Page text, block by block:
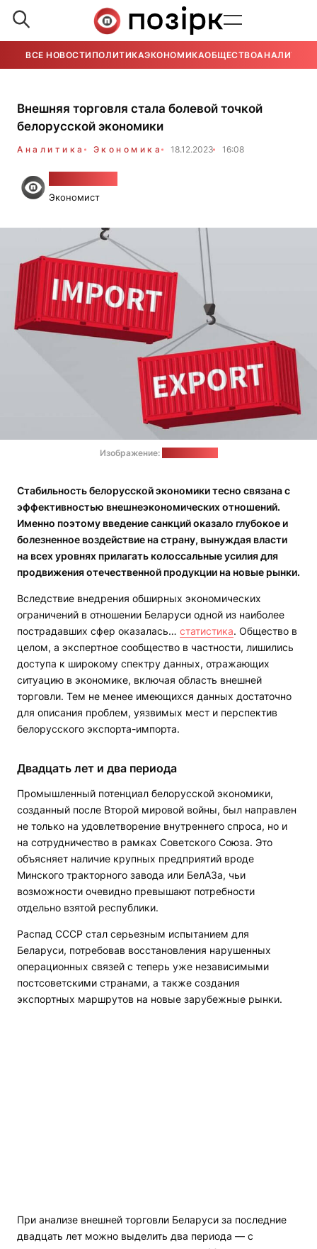
ВСЕ НОВОСТИ ПОЛИТИКАЭКОНОМИКАОБЩЕСТВОАНАЛИТИКА
Внешняя торговля стала болевой точкой
белорусской экономики
Аналитика Экономика 18.12.2023 16:08
Экономист
Изображение:
Стабильность белорусской экономики тесно связана с
эффективностью внешнеэкономических отношений.
Именно поэтому введение санкций оказало глубокое и
болезненное воздействие на страну, вынуждая власти
на всех уровнях прилагать колоссальные усилия для
продвижения отечественной продукции на новые рынки.
Вследствие внедрения обширных экономических
ограничений в отношении Беларуси одной из наиболее
пострадавших сфер оказалась… статистика. Общество в
целом, а экспертное сообщество в частности, лишились
доступа к широкому спектру данных, отражающих
ситуацию в экономике, включая область внешней
торговли. Тем не менее имеющихся данных достаточно
для описания проблем, уязвимых мест и перспектив
белорусского экспорта-импорта.
Двадцать лет и два периода
Промышленный потенциал белорусской экономики,
созданный после Второй мировой войны, был направлен
не только на удовлетворение внутреннего спроса, но и
на сотрудничество в рамках Советского Союза. Это
объясняет наличие крупных предприятий вроде
Минского тракторного завода или БелАЗа, чьи
возможности очевидно превышают потребности
отдельно взятой республики.
Распад СССР стал серьезным испытанием для
Беларуси, потребовав восстановления нарушенных
операционных связей с теперь уже независимыми
постсоветскими странами, а также создания
экспортных маршрутов на новые зарубежные рынки.
При анализе внешней торговли Беларуси за последние
двадцать лет можно выделить два периода — с